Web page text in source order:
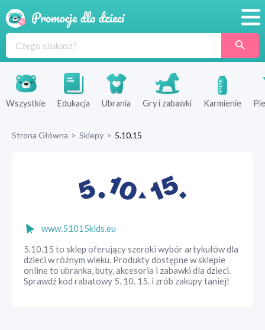
Produkty
Sklepy
Wszystkie Edukacja Ubrania Gry i zabawki Karmienie
Strona Główna > Sklepy > 5.10.15
www.51015kids.eu
5.10.15 to sklep oferujący szeroki wybór artykułów dla
dzieci w różnym wieku. Produkty dostępne w sklepie
online to ubranka, buty, akcesoria i zabawki dla dzieci.
Sprawdź kod rabatowy 5. 10. 15. i zrób zakupy taniej!